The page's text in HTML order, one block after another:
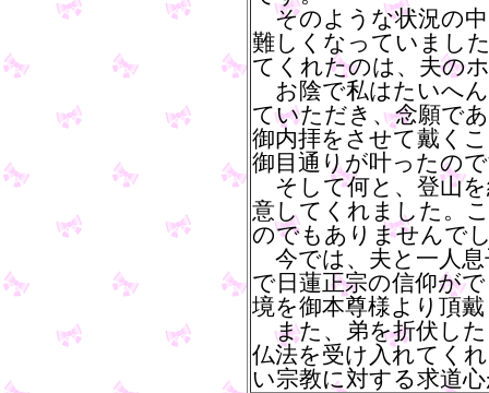
そのような状況の
難しくなっていまし
てくれたのは、夫の
お陰で私はたいへ
ていただき、念願で
御内拝をさせて戴く
御目通りが叶ったの
そして何と、登山を
意してくれました。
のでもありませんで
今では、夫と一人
で日蓮正宗の信仰が
境を御本尊様より頂
また、弟を折伏し
仏法を受け入れてく
い宗教に対する求道